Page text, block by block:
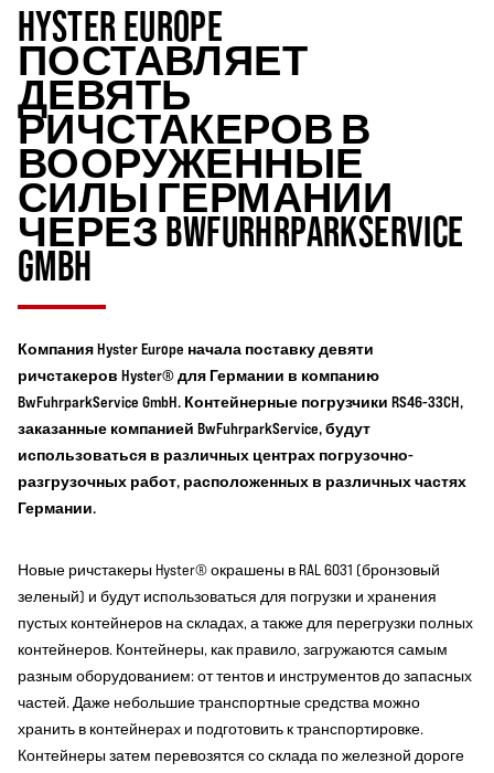
HYSTER EUROPE
ПОСТАВЛЯЕТ
ДЕВЯТЬ
РИЧСТАКЕРОВ В
ВООРУЖЕННЫЕ
СИЛЫ ГЕРМАНИИ
ЧЕРЕЗ BWFURHRPARKSERVICE
GMBH
Компания Hyster Europe начала поставку девяти
ричстакеров Hyster® для Германии в компанию
BwFuhrparkService GmbH. Контейнерные погрузчики RS46-33CH,
заказанные компанией BwFuhrparkService, будут
использоваться в различных центрах погрузочно-
разгрузочных работ, расположенных в различных частях
Германии.
Новые ричстакеры Hyster® окрашены в RAL 6031 (бронзовый
зеленый) и будут использоваться для погрузки и хранения
пустых контейнеров на складах, а также для перегрузки полных
контейнеров. Контейнеры, как правило, загружаются самым
разным оборудованием: от тентов и инструментов до запасных
частей. Даже небольшие транспортные средства можно
хранить в контейнерах и подготовить к транспортировке.
Контейнеры затем перевозятся со склада по железной дороге